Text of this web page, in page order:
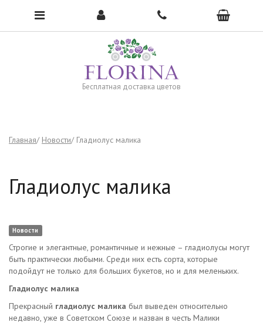
Бесплатная доставка цветов
Чтобы открыть меню, нажмите сюда →
Главная Новости Гладиолус малика
Гладиолус малика
Новости
Строгие и элегантные, романтичные и нежные – гладиолусы могут
быть практически любыми. Среди них есть сорта, которые
подойдут не только для больших букетов, но и для меленьких.
Гладиолус малика
Прекрасный гладиолус малика был выведен относительно
недавно, уже в Советском Союзе и назван в честь Малики